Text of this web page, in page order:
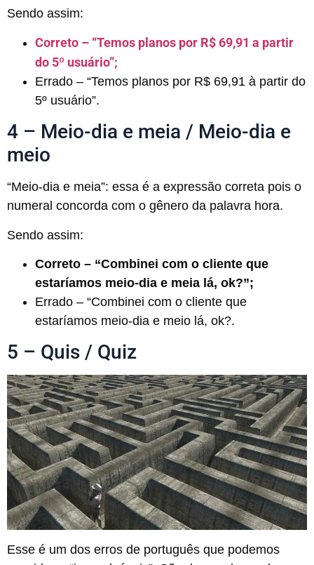
Sendo assim:
Correto – “Temos planos por R$ 69,91 a partir
do 5º usuário”;
Errado – “Temos planos por R$ 69,91 à partir do
5º usuário”.
4 – Meio-dia e meia / Meio-dia e
meio
“Meio-dia e meia”: essa é a expressão correta pois o
numeral concorda com o gênero da palavra hora.
Sendo assim:
Correto – “Combinei com o cliente que
estaríamos meio-dia e meia lá, ok?”;
Errado – “Combinei com o cliente que
estaríamos meio-dia e meio lá, ok?.
5 – Quis / Quiz
Esse é um dos erros de português que podemos